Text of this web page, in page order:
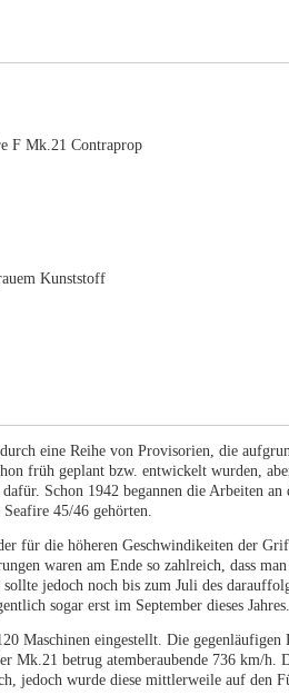
F Mk.21 Contraprop
Kunststoff
eine Reihe von Provisorien, die
früh geplant bzw. entwickelt wurden,
Schon 1942 begannen die Arbeiten an
45/46 gehörten.
für die höheren Geschwindikeiten der
waren am Ende so zahlreich, dass
jedoch noch bis zum Juli des
sogar erst im September dieses Jahres.
Maschinen eingestellt. Die
betrug atemberaubende 736 km/h.
jedoch wurde diese mittlerweile auf den